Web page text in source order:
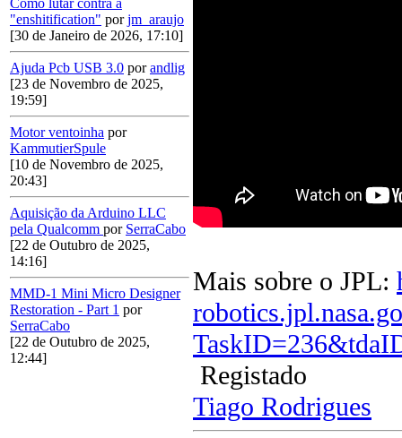
Como lutar contra a
"enshitification" porjm_araujo
[30 de Janeiro de 2026, 17:10]
Ajuda Pcb USB 3.0 porandlig
[23 de Novembro de 2025,
19:59]
Motor ventoinha por
KammutierSpule
[10 de Novembro de 2025,
20:43]
Aquisição da Arduino LLC
pela Qualcomm por SerraCabo
[22 de Outubro de 2025,
14:16]
MMD-1 Mini Micro Designer
Restoration - Part 1 por
SerraCabo
[22 de Outubro de 2025,
12:44]
Mais sobre o JPL:
Registado
Tiago Rodrigues